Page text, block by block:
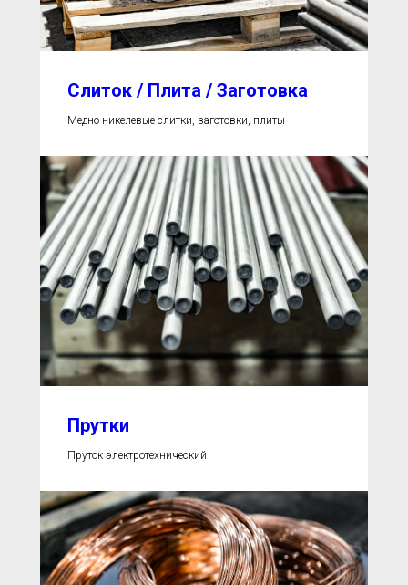
Слиток / Плита / Заготовка
Медно-никелевые слитки, заготовки, плиты
Прутки
Пруток электротехнический